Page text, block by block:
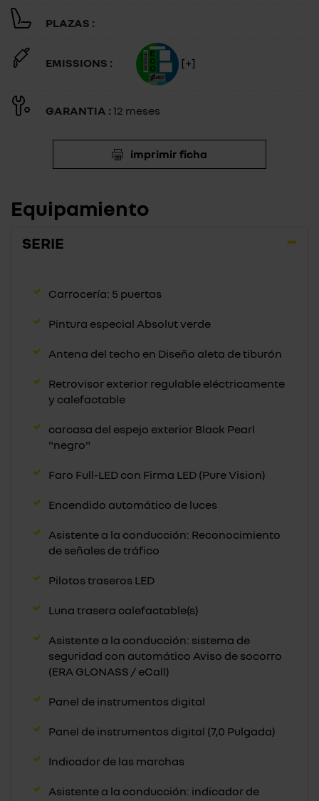
PLAZAS :
EMISSIONS : [+]
GARANTIA : 12 meses
imprimir ficha
Equipamiento
SERIE
Carrocería: 5 puertas
Pintura especial Absolut verde
Antena del techo en Diseño aleta de tiburón
Retrovisor exterior regulable eléctricamente
y calefactable
carcasa del espejo exterior Black Pearl
"negro"
Faro Full-LED con Firma LED (Pure Vision)
Encendido automático de luces
Asistente a la conducción: Reconocimiento
de señales de tráfico
Pilotos traseros LED
Luna trasera calefactable(s)
Asistente a la conducción: sistema de
seguridad con automático Aviso de socorro
(ERA GLONASS / eCall)
Panel de instrumentos digital
Panel de instrumentos digital (7,0 Pulgada)
Indicador de las marchas
Asistente a la conducción: indicador de